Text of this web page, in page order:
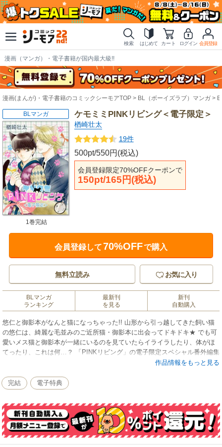
検索 はじめて カート ログイン 会員登録
漫画（マンガ）・電子書籍が国内最大級!!
漫画(まんが)・電子書籍のコミックシーモアTOP BL（ボーイズラブ）マンガ
ケモミミPINKリビング＜電子限定＞
楢崎壮太
19件
500pt/550円(税込)
会員登録限定70%OFFクーポンで
150pt/165円(税込)
BLマンガ
1巻完結
会員登録して70%OFFで購入
無料立読み お気に入り
BLマンガ
ランキング
最新刊
を見る
新刊
自動購入
悠仁と御影本がなんと猫になっちゃった!! 山形から引っ越してきた飼い猫
の悠仁は、綺麗な毛並みのご近所猫・御影本に出会ってドキドキ★ でも可
愛いメス猫と御影本が一緒にいるのを見ていたらイライラしたり、体がほ
てったり、これは何…？ 「PINKリビング」の電子限定スペシャル番外編集
作品情報をもっと見る
完結 電子特典